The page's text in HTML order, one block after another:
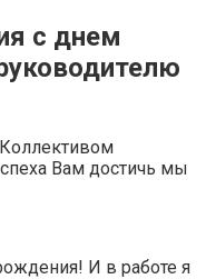
с днем
Вам достичь мы
И в работе я